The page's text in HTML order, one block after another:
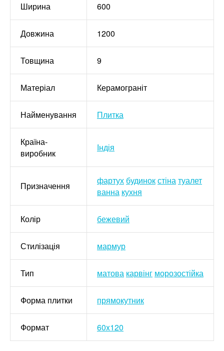
Ширина 600
Довжина 1200
Товщина 9
Матеріал Керамограніт
Найменування Плитка
Країна-
виробник
Індія
Призначення фартух будинокстінатуалет
ванна кухня
Колір бежевий
Стилізація мармур
Тип матова карвінг морозостійка
Форма плитки прямокутник
Формат 60x120